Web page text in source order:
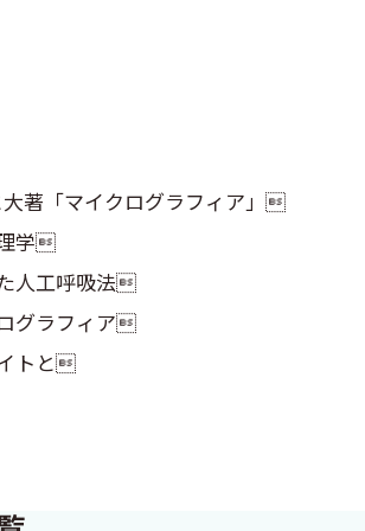
大著「マイクログラフィア」
学
人工呼吸法
グラフィア
トと
：1910年代からのpHの研究者